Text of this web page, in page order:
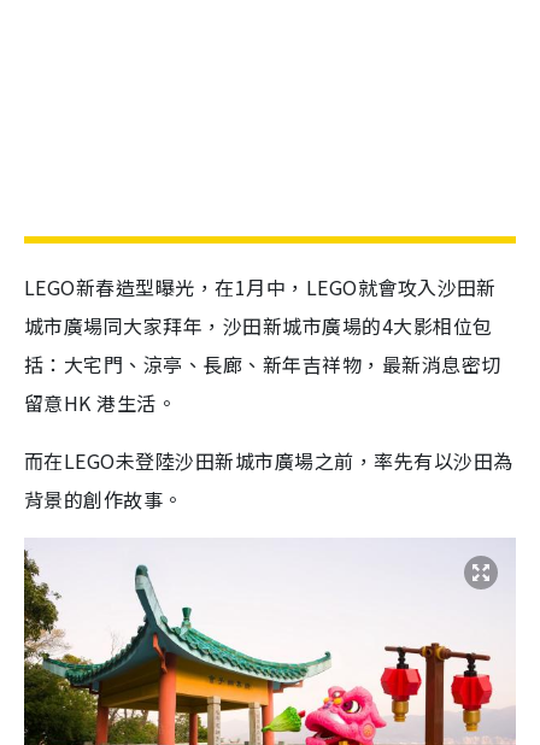
LEGO新春造型曝光，在1月中，LEGO就會攻入沙田新
城市廣場同大家拜年，沙田新城市廣場的4大影相位包
括：大宅門、涼亭、長廊、新年吉祥物，最新消息密切
留意HK 港生活。
而在LEGO未登陸沙田新城市廣場之前，率先有以沙田為
背景的創作故事。